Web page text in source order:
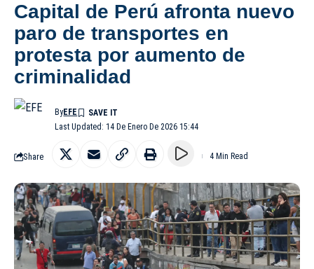
Capital de Perú afronta nuevo
paro de transportes en
protesta por aumento de
criminalidad
Last Updated: 14 De Enero De 2026 15:44
ByEFE
Share 4 Min Read